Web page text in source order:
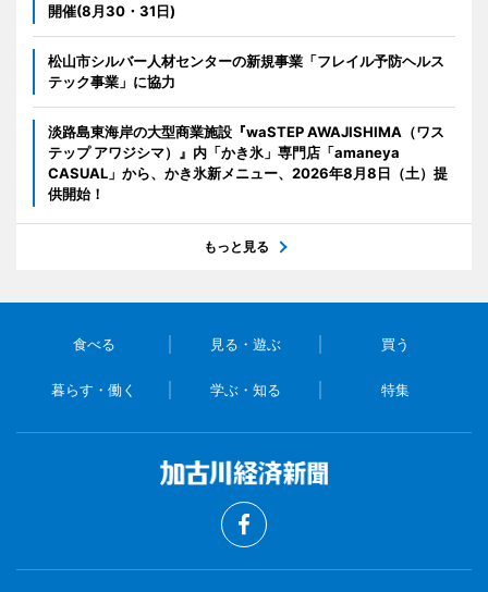
開催(8月30・31日)
松山市シルバー人材センターの新規事業「フレイル予防ヘルス
テック事業」に協力
淡路島東海岸の大型商業施設『waSTEP AWAJISHIMA（ワス
テップ アワジシマ）』内「かき氷」専門店「amaneya
CASUAL」から、かき氷新メニュー、2026年8月8日（土）提
供開始！
もっと見る
食べる 見る・遊ぶ 買う
暮らす・働く 学ぶ・知る 特集